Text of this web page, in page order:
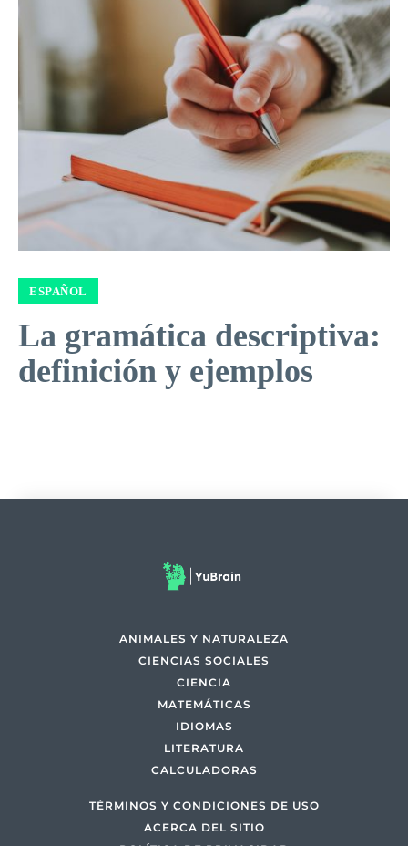
ESPAÑOL
La gramática descriptiva:
definición y ejemplos
ANIMALES Y NATURALEZA
CIENCIAS SOCIALES
CIENCIA
MATEMÁTICAS
IDIOMAS
LITERATURA
CALCULADORAS
TÉRMINOS Y CONDICIONES DE USO
ACERCA DEL SITIO